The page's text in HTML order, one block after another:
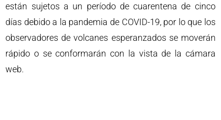
están sujetos a un período de cuarentena de cinco
días debido a la pandemia de COVID-19, por lo que los
observadores de volcanes esperanzados se moverán
rápido o se conformarán con la vista de la cámara
web.